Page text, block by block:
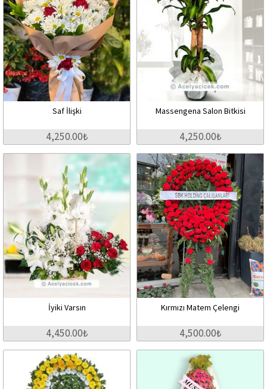
Saf İlişki
4,250.00₺
Massengena Salon Bitkisi
4,250.00₺
İyiki Varsın
4,450.00₺
Kırmızı Matem Çelengi
4,500.00₺